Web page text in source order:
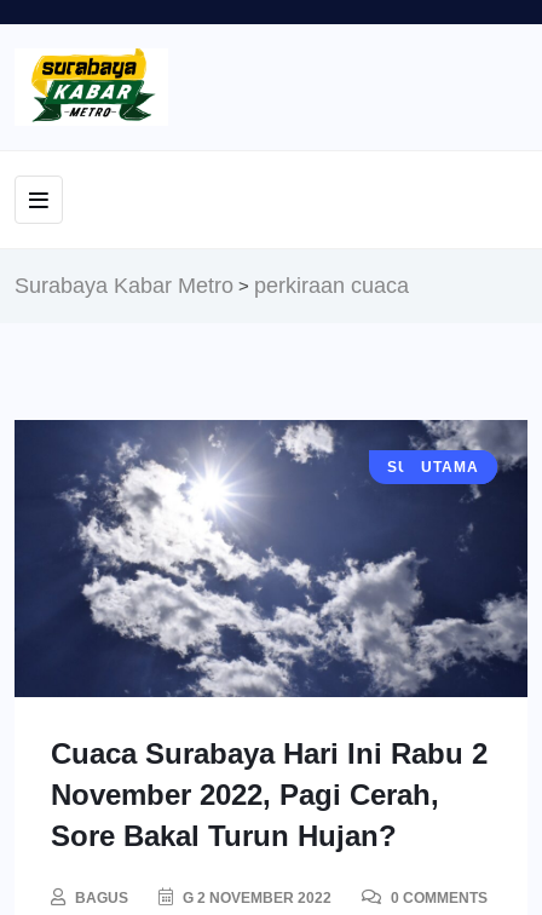
Surabaya Kabar Metro > perkiraan cuaca
BERITA
SURABAYA
UTAMA
Cuaca Surabaya Hari Ini Rabu 2
November 2022, Pagi Cerah,
Sore Bakal Turun Hujan?
BAGUS G 2 NOVEMBER 2022 0 COMMENTS